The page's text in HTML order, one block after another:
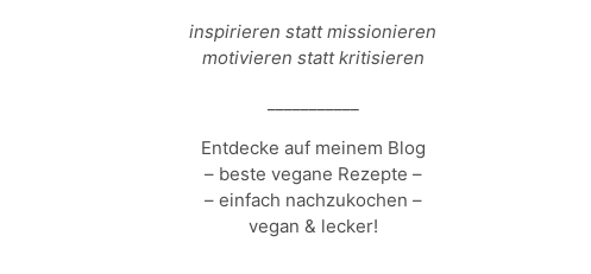
inspirieren statt missionieren
motivieren statt kritisieren
Entdecke auf meinem Blog
– beste vegane Rezepte –
– einfach nachzukochen –
vegan & lecker!